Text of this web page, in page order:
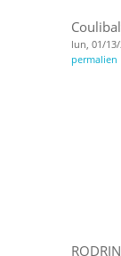
lun, 01/13/
permalien